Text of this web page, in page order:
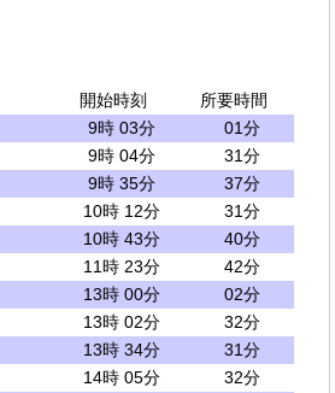
開始時刻
所要時間
9時 03分
01分
9時 04分
31分
9時 35分
37分
10時 12分
31分
10時 43分
40分
11時 23分
42分
13時 00分
02分
13時 02分
32分
13時 34分
31分
14時 05分
32分